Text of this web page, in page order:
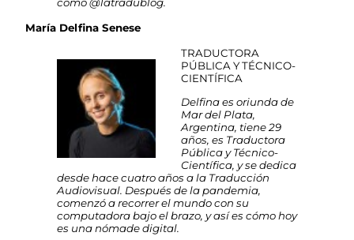
como @latradublog.
María Delfina Senese
TRADUCTORA
PÚBLICA Y TÉCNICO-
CIENTÍFICA
Delfina es oriunda de
Mar del Plata,
Argentina, tiene 29
años, es Traductora
Pública y Técnico-
Científica, y se dedica
desde hace cuatro años a la Traducción
Audiovisual. Después de la pandemia,
comenzó a recorrer el mundo con su
computadora bajo el brazo, y así es cómo hoy
es una nómade digital.